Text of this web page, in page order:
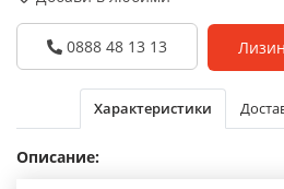
0888 48 13 13
Характеристики
Описание: